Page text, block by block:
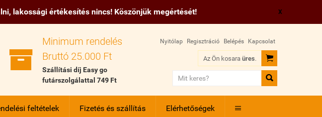
lakossági értékesítés nincs! Köszönjük megértését! X

Minimum rendelés
Bruttó 25.000 Ft
Szállítási díj Easy go
futárszolgálattal 749 Ft
Nyitólap Regisztráció Belépés Kapcsolat
Az Ön kosara üres.


feltételek Fizetés és szállítás Elérhetőségek 